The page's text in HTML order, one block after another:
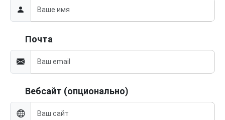
Почта
Вебсайт (опционально)